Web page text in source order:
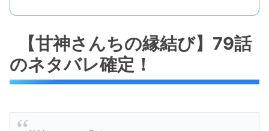
【甘神さんちの縁結び】79話
のネタバレ確定！